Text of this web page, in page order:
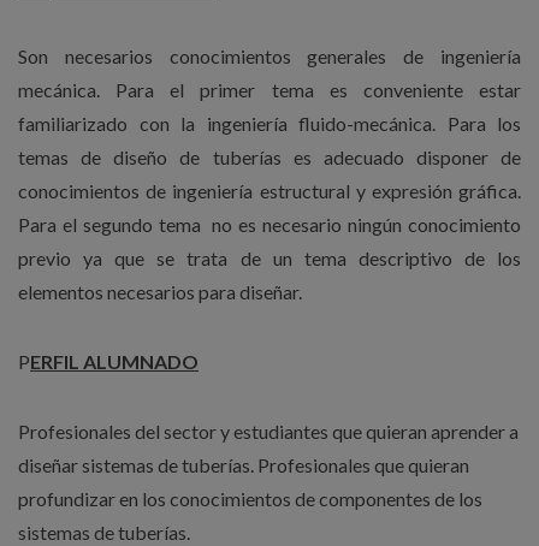
Son necesarios conocimientos generales de ingeniería
mecánica. Para el primer tema es conveniente estar
familiarizado con la ingeniería fluido-mecánica. Para los
temas de diseño de tuberías es adecuado disponer de
conocimientos de ingeniería estructural y expresión gráfica.
Para el segundo tema no es necesario ningún conocimiento
previo ya que se trata de un tema descriptivo de los
elementos necesarios para diseñar.
PERFIL ALUMNADO
Profesionales del sector y estudiantes que quieran aprender a
diseñar sistemas de tuberías. Profesionales que quieran
profundizar en los conocimientos de componentes de los
sistemas de tuberías.